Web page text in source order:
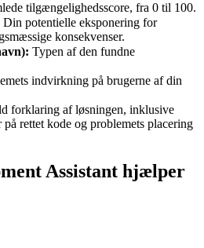
tilgængelighedsscore, fra 0 til 100.
Din potentielle eksponering for
konsekvenser.
Typen af den fundne
indvirkning på brugerne af din
forklaring af løsningen, inklusive
på rettet kode og problemets placering
Assistant hjælper